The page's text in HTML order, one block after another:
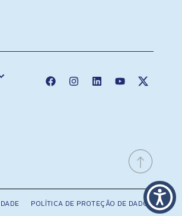
POLÍTICA DE PROTEÇÃO DE DADOS